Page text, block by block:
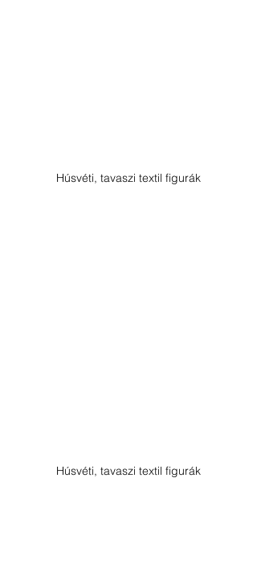
Húsvéti, tavaszi textil figurák
Húsvéti, tavaszi textil figurák